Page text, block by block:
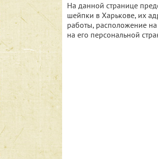
На данной странице
шейпки в Харькове, их
работы, расположение
на его персональной